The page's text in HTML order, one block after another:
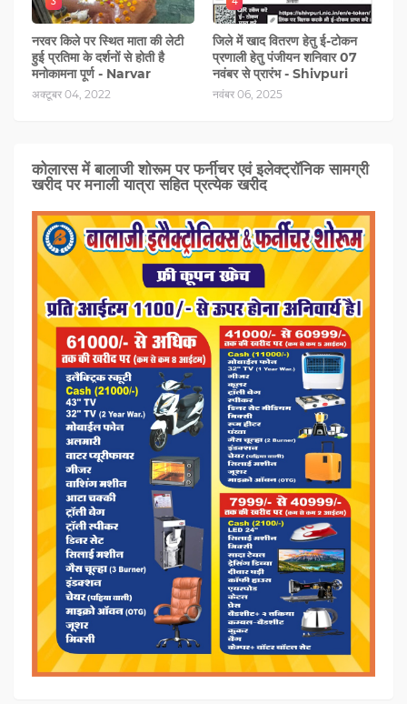
नरवर किले पर स्थित माता की लेटी
हुई प्रतिमा के दर्शनों से होती है
मनोकामना पूर्ण - Narvar
अक्टूबर 04, 2022
जिले में खाद वितरण हेतु ई-टोकन
प्रणाली हेतु पंजीयन शनिवार 07
नवंबर से प्रारंभ - Shivpuri
नवंबर 06, 2025
कोलारस में बालाजी शोरूम पर फर्नीचर एवं इलेक्ट्रॉनिक सामग्री
खरीद पर मनाली यात्रा सहित प्रत्‍येक खरीद